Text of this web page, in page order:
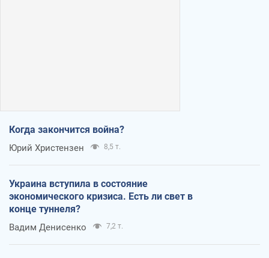
Когда закончится война?
Юрий Христензен 8,5 т.
Украина вступила в состояние
экономического кризиса. Есть ли свет в
конце туннеля?
Вадим Денисенко 7,2 т.